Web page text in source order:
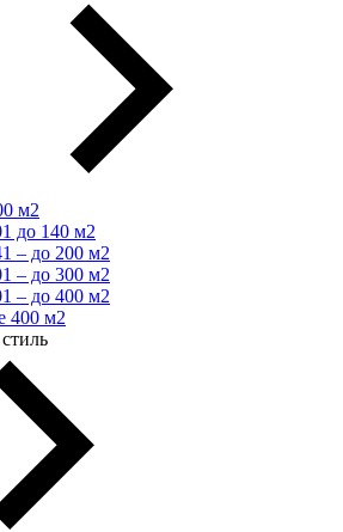
м2
до 140 м2
– до 200 м2
– до 300 м2
– до 400 м2
400 м2